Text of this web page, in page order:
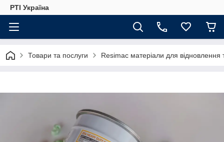
РТІ Україна
Товари та послуги Resimac матеріали для відновлення